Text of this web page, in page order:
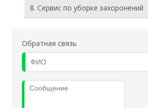
8. Cервис по уборке захоронений
Обратная связь